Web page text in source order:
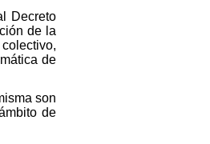
Decreto
de la
de
son
de